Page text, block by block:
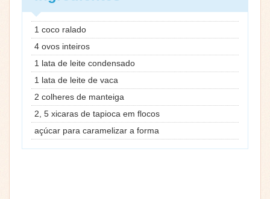
1 coco ralado
4 ovos inteiros
1 lata de leite condensado
1 lata de leite de vaca
2 colheres de manteiga
2, 5 xicaras de tapioca em flocos
açúcar para caramelizar a forma